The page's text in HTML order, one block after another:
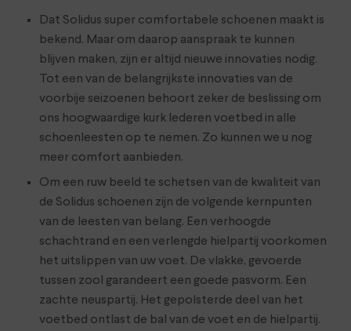
Dat Solidus super comfortabele schoenen maakt is
bekend. Maar om daarop aanspraak te kunnen
blijven maken, zijn er altijd nieuwe innovaties nodig.
Tot een van de belangrijkste innovaties van de
voorbije seizoenen behoort zeker de beslissing om
ons hoogwaardige kurk lederen voetbed in alle
schoenleesten op te nemen. Zo kunnen we u nog
meer comfort aanbieden.
Om een ruw beeld te schetsen van de kwaliteit van
de Solidus schoenen zijn de volgende kernpunten
van de leesten van belang. Een verhoogde
schachtrand en een verlengde hielpartij voorkomen
het uitslippen van uw voet. De vlakke, gevoerde
tussen zool garandeert een goede pasvorm. Een
zachte neuspartij. Het gepolsterde deel van het
voetbed ontlast de bal van de voet en de hielpartij.